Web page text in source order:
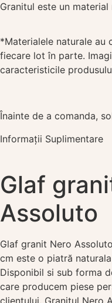
Granitul este un material
*Materialele naturale au
fiecare lot în parte.
caracteristicile
Înainte de a comanda,
Informații Suplimentare
Glaf
Assoluto
Glaf granit Nero
cm este o piatră
Disponibil si sub forma
care producem piese
clientului. Granitul Nero